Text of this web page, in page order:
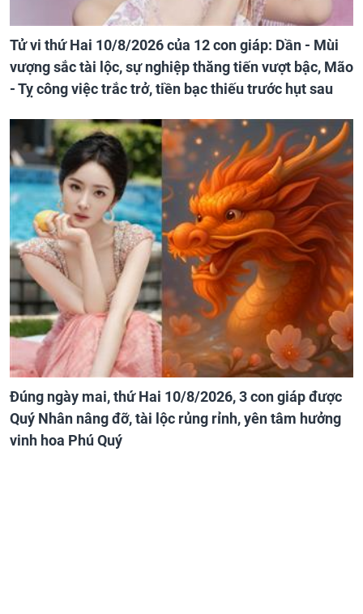
Tử vi thứ Hai 10/8/2026 của 12 con giáp: Dần - Mùi
vượng sắc tài lộc, sự nghiệp thăng tiến vượt bậc, Mão
- Tỵ công việc trắc trở, tiền bạc thiếu trước hụt sau
Đúng ngày mai, thứ Hai 10/8/2026, 3 con giáp được
Quý Nhân nâng đỡ, tài lộc rủng rỉnh, yên tâm hưởng
vinh hoa Phú Quý